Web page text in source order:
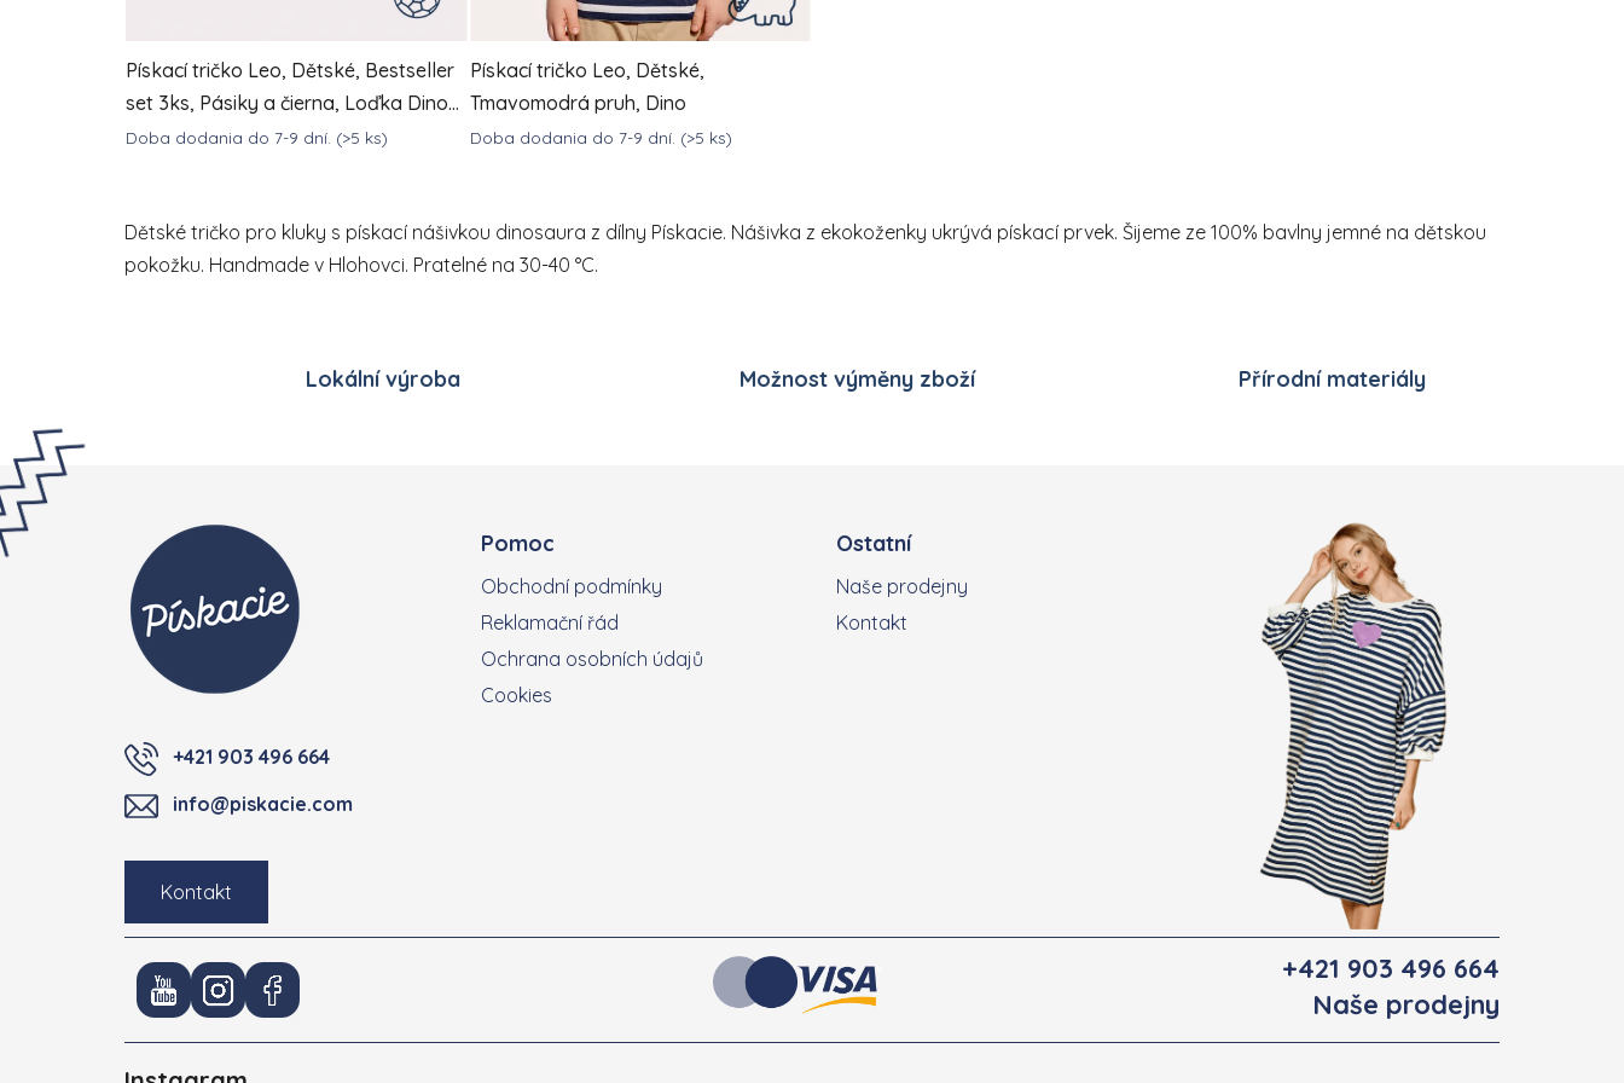
Pískací tričko Leo, Dětské, Bestseller
set 3ks, Pásiky a čierna, Loďka Dino
Futbalka
Doba dodania do 7-9 dní. (>5 ks)
1 815,75 Kč 1 961,01 Kč
Pískací tričko Leo, Dětské,
Tmavomodrá pruh, Dino
Doba dodania do 7-9 dní. (>5 ks)
od653,67 Kč
Dětské tričko pro kluky s pískací nášivkou dinosaura z dílny Pískacie. Nášivka z ekokoženky ukrývá pískací prvek. Šijeme ze 100% bavlny jemné na dětskou
pokožku. Handmade v Hlohovci. Pratelné na 30-40 °C.
Lokální výroba Možnost výměny zboží Přírodní materiály
Zápatí
+421 903 496 664
info@piskacie.com
Kontakt
Pomoc
Obchodní podmínky
Reklamační řád
Ochrana osobních údajů
Cookies
Ostatní
Naše prodejny
Kontakt
+421 903 496 664
Naše prodejny